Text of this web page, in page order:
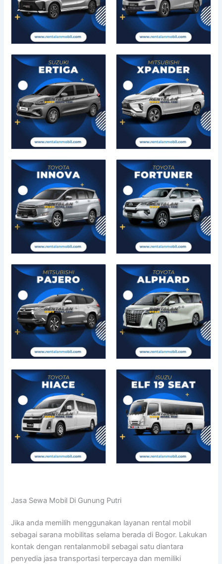
Jasa Sewa Mobil Di Gunung Putri
Jika anda memilih menggunakan layanan rental mobil
sebagai sarana mobilitas selama berada di Bogor. Lakukan
kontak dengan rentalanmobil sebagai satu diantara
penyedia jasa transportasi terpercaya dan memiliki